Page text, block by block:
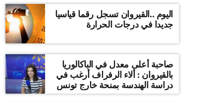
اليوم ..القيروان تسجل رقما قياسيا
جديدا في درجات الحرارة
صاحبة أعلى معدل في الباكالوريا
بالقيروان : ألاء الرفراف أرغب في
دراسة الهندسة بمنحة خارج تونس